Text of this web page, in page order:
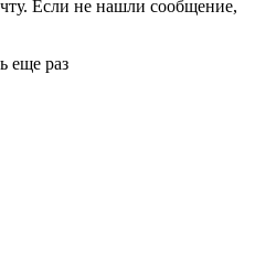
Если не нашли сообщение,
еще раз